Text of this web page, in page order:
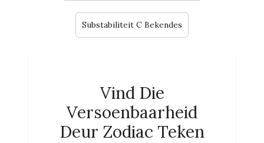
Substabiliteit C Bekendes
Vind Die
Versoenbaarheid
Deur Zodiac Teken